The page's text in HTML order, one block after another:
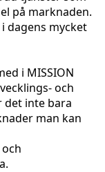
på marknaden.
dagens mycket
i MISSION
och
det inte bara
man kan